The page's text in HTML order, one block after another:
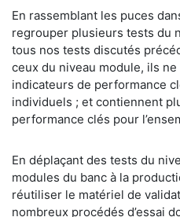
En rassemblant les puces
regrouper plusieurs tests du
tous nos tests discutés
ceux du niveau module, ils
indicateurs de performance
individuels ; et contiennent
performance clés pour
En déplaçant des tests du
modules du banc à la
réutiliser le matériel de
nombreux procédés d’essai